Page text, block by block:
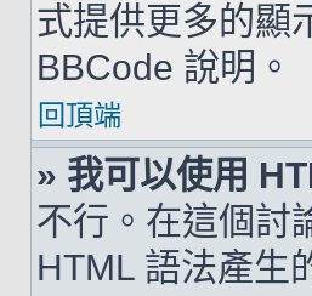
式提供更多的顯
BBCode 說明。
回頂端
» 我可以使用
不行。在這個討
HTML 語法產生